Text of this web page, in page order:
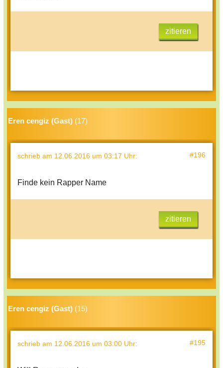
zitieren
Eren cengiz (Gast) (17)
schrieb am 12.06.2016 um 03:17 Uhr: #196
Finde kein Rapper Name
zitieren
Eren cengiz (Gast) (15)
schrieb am 12.06.2016 um 03:00 Uhr: #195